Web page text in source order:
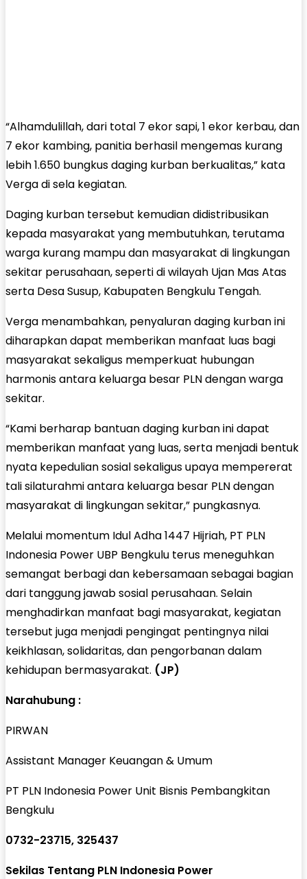
“Alhamdulillah, dari total 7 ekor sapi, 1 ekor kerbau, dan
7 ekor kambing, panitia berhasil mengemas kurang
lebih 1.650 bungkus daging kurban berkualitas,” kata
Verga di sela kegiatan.
Daging kurban tersebut kemudian didistribusikan
kepada masyarakat yang membutuhkan, terutama
warga kurang mampu dan masyarakat di lingkungan
sekitar perusahaan, seperti di wilayah Ujan Mas Atas
serta Desa Susup, Kabupaten Bengkulu Tengah.
Verga menambahkan, penyaluran daging kurban ini
diharapkan dapat memberikan manfaat luas bagi
masyarakat sekaligus memperkuat hubungan
harmonis antara keluarga besar PLN dengan warga
sekitar.
“Kami berharap bantuan daging kurban ini dapat
memberikan manfaat yang luas, serta menjadi bentuk
nyata kepedulian sosial sekaligus upaya mempererat
tali silaturahmi antara keluarga besar PLN dengan
masyarakat di lingkungan sekitar,” pungkasnya.
Melalui momentum Idul Adha 1447 Hijriah, PT PLN
Indonesia Power UBP Bengkulu terus meneguhkan
semangat berbagi dan kebersamaan sebagai bagian
dari tanggung jawab sosial perusahaan. Selain
menghadirkan manfaat bagi masyarakat, kegiatan
tersebut juga menjadi pengingat pentingnya nilai
keikhlasan, solidaritas, dan pengorbanan dalam
kehidupan bermasyarakat. (JP)
Narahubung :
PIRWAN
Assistant Manager Keuangan & Umum
PT PLN Indonesia Power Unit Bisnis Pembangkitan
Bengkulu
0732-23715, 325437
Sekilas Tentang PLN Indonesia Power